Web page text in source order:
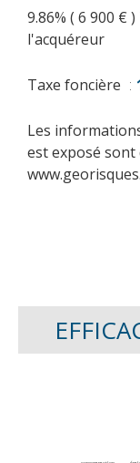
9.86% ( 6 900 €
l'acquéreur
Taxe foncière
Les
est exposé sont